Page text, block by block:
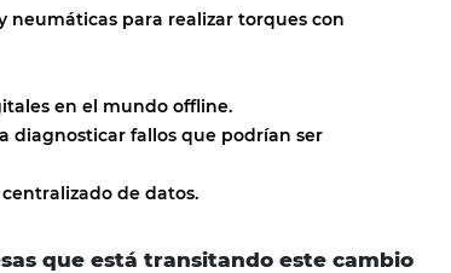
neumáticas para realizar torques con
en el mundo offline.
diagnosticar fallos que podrían ser
de datos.
que está transitando este cambio